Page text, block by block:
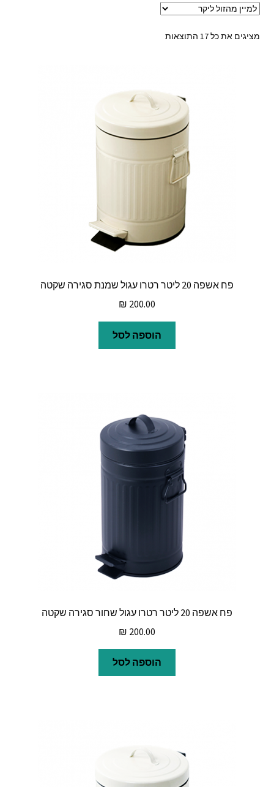
מציגים את כל ⁦17⁩ התוצאות
ממוין
ליקר
פח אשפה 20 ליטר רטרו עגול שמנת סגירה שקטה
₪ 200.00
הוספה לסל
פח אשפה 20 ליטר רטרו עגול שחור סגירה שקטה
₪ 200.00
הוספה לסל